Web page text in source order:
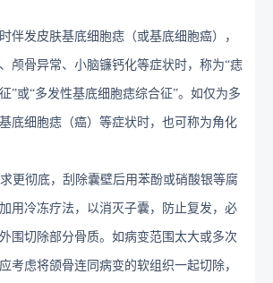
伴发皮肤基底细胞痣（或基底细胞癌），
颅骨异常、小脑镰钙化等症状时，称为“痣
”或“多发性基底细胞痣综合征”。如仅为多
底细胞痣（癌）等症状时，也可称为角化
更彻底，刮除囊壁后用苯酚或硝酸银等腐
加 用冷冻疗法，以消灭子囊，防止复发，必
围切除部分骨质。如病变范围太大或多次
考虑将颌骨连同病变的软组织一起切除，